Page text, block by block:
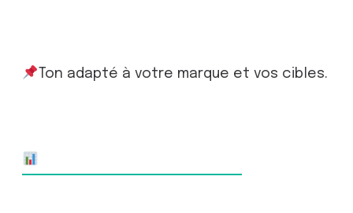
Ton adapté à votre marque et vos cibles.